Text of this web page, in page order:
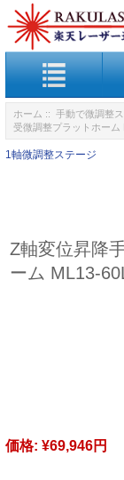
ホーム :: 手動で微調整
受微調整プラットホーム
1軸微調整ステージ
Z軸変位昇降
ーム ML13-
価格: ¥69,946円